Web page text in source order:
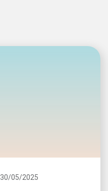
30/05/2025